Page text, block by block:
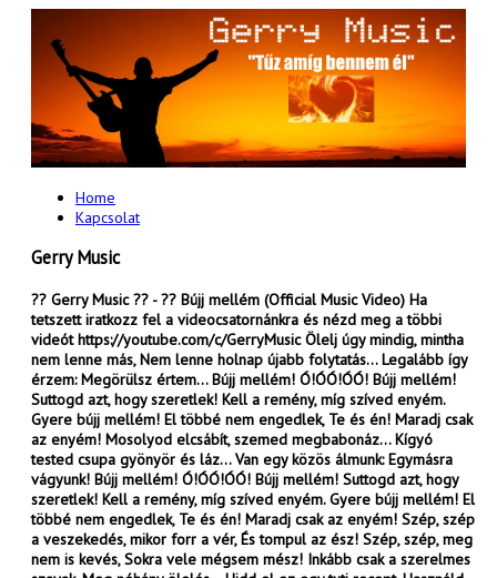
Home
Kapcsolat
Gerry Music
?? Gerry Music ?? - ?? Bújj mellém (Official Music Video) Ha
tetszett iratkozz fel a videocsatornánkra és nézd meg a többi
videót https://youtube.com/c/GerryMusic Ölelj úgy mindig, mintha
nem lenne más, Nem lenne holnap újabb folytatás... Legalább így
érzem: Megörülsz értem... Bújj mellém! Ó!ÓÓ!ÓÓ! Bújj mellém!
Suttogd azt, hogy szeretlek! Kell a remény, míg szíved enyém.
Gyere bújj mellém! El többé nem engedlek, Te és én! Maradj csak
az enyém! Mosolyod elcsábít, szemed megbabonáz... Kígyó
tested csupa gyönyör és láz... Van egy közös álmunk: Egymásra
vágyunk! Bújj mellém! Ó!ÓÓ!ÓÓ! Bújj mellém! Suttogd azt, hogy
szeretlek! Kell a remény, míg szíved enyém. Gyere bújj mellém! El
többé nem engedlek, Te és én! Maradj csak az enyém! Szép, szép
a veszekedés, mikor forr a vér, És tompul az ész! Szép, szép, meg
nem is kevés, Sokra vele mégsem mész! Inkább csak a szerelmes